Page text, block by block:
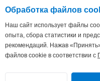
ОАО Абразивхимсбыт , УНП
Республика Беларусь, г. Минск,
+375 17 338-44-44(66-66)
Обработка файлов
Наш сайт использует файлы
опыта, сбора статистики и
рекомендаций. Нажав
файлов cookie в соответствии с